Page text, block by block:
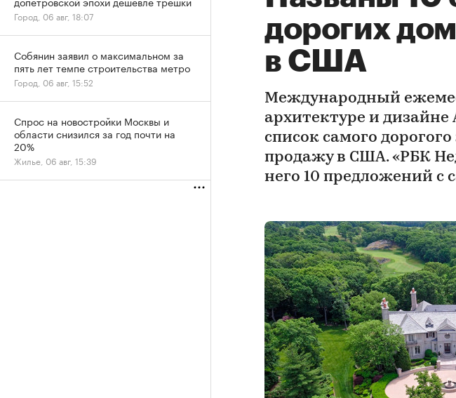
дорогих
в США
Международный
архитектуре и
список самого
продажу в США. «РБК
него 10 предложений
Город, 06 авг, 18:07
Собянин заявил о максимальном за
пять лет темпе строительства метро
Город, 06 авг, 15:52
Спрос на новостройки Москвы и
области снизился за год почти на
20%
Жилье, 06 авг, 15:39